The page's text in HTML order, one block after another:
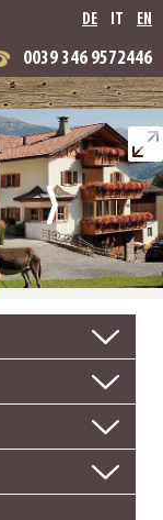
DE IT EN
0039 346 9572446